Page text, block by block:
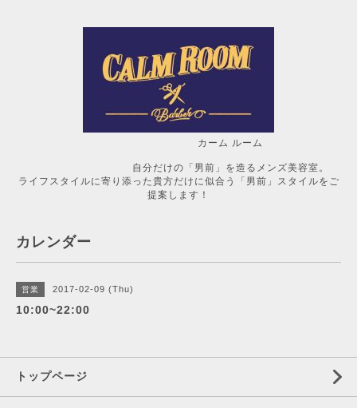
カーム ルーム
自分だけの「男前」を造るメンズ美容室。
ライフスタイルに寄り添った貴方だけに似合う「男前」スタイルをご
提案します！
カレンダー
営業 2017-02-09 (Thu)
10:00~22:00
トップページ